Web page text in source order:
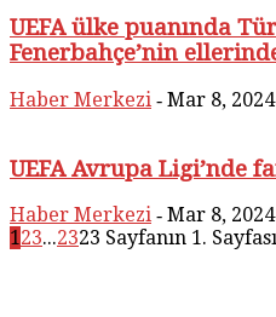
UEFA ülke puanında
Fenerbahçe’nin
Haber Merkezi - Mar 8, 2024
UEFA Avrupa Ligi’nde
Haber Merkezi - Mar 8, 2024
123...2323 Sayfanın 1. Sayfası